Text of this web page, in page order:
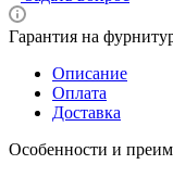
Гарантия на
Описание
Оплата
Доставка
Особенности и